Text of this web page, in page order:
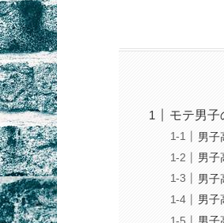
モテ男子
男子
男子
男子
男子